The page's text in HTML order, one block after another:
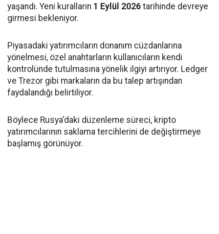
yaşandı. Yeni kuralların 1 Eylül 2026 tarihinde devreye
girmesi bekleniyor.
Piyasadaki yatırımcıların donanım cüzdanlarına
yönelmesi, özel anahtarların kullanıcıların kendi
kontrolünde tutulmasına yönelik ilgiyi artırıyor. Ledger
ve Trezor gibi markaların da bu talep artışından
faydalandığı belirtiliyor.
Böylece Rusya'daki düzenleme süreci, kripto
yatırımcılarının saklama tercihlerini de değiştirmeye
başlamış görünüyor.